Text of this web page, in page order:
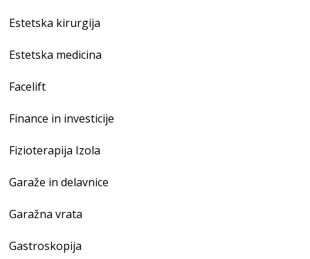
Estetska kirurgija
Estetska medicina
Facelift
Finance in investicije
Fizioterapija Izola
Garaže in delavnice
Garažna vrata
Gastroskopija